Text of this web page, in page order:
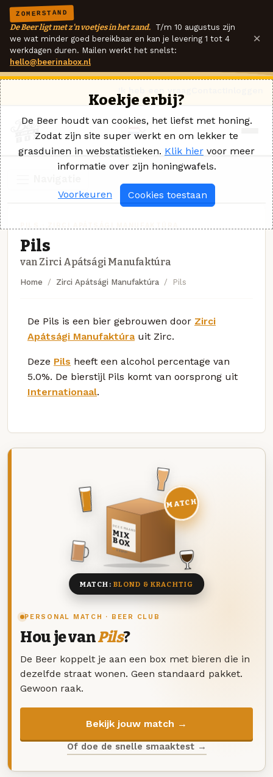
ZOMERSTAND
De Beer ligt met z'n voetjes in het zand. T/m 10 augustus zijn
we wat minder goed bereikbaar en kan je levering 1 tot 4
werkdagen duren. Mailen werkt het snelst:
hello@beerinabox.nl
×
Pils
van Zirci Apátsági Manufaktúra
Home Zirci Apátsági Manufaktúra Pils
De Pils is een bier gebrouwen door Zirci
Apátsági Manufaktúrauit Zirc.
Deze Pils heeft een alcohol percentage van
5.0%. De bierstijl Pils komt van oorsprong uit
Internationaal.
PERSONAL MATCH · BEER CLUB
Hou je vanPils?
De Beer koppelt je aan een box met bieren die in
dezelfde straat wonen. Geen standaard pakket.
Gewoon raak.
Bekijk jouw match →
Of doe de snelle smaaktest →
DEZE MAAND
MIX
BOX
8 BIEREN
MATCH
MATCH: BLOND & KRACHTIG
Koekje erbij?
De Beer houdt van cookies, het liefst met honing.
Zodat zijn site super werkt en om lekker te
grasduinen in webstatistieken. Klik hier voor meer
informatie over zijn honingwafels.
Voorkeuren Cookies toestaan